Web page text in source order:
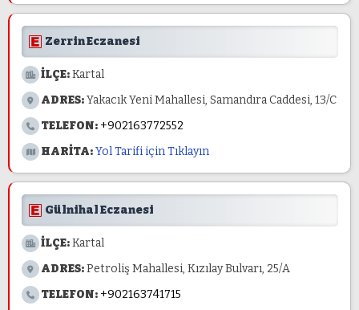
Zerrin Eczanesi
İLÇE:Kartal
ADRES:Yakacık Yeni Mahallesi, Samandıra Caddesi, 13/C
TELEFON: +902163772552
HARİTA:Yol Tarifi için Tıklayın
Gülnihal Eczanesi
İLÇE:Kartal
ADRES:Petroliş Mahallesi, Kızılay Bulvarı, 25/A
TELEFON: +902163741715